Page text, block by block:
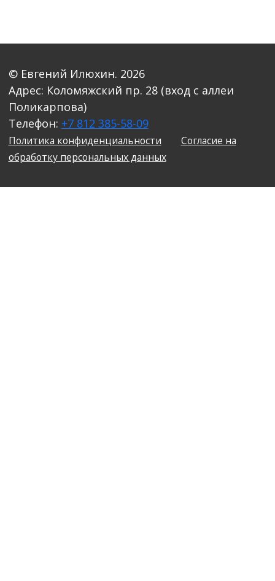
© Евгений Илюхин. 2026
Адрес: Коломяжский пр. 28 (вход с аллеи
Поликарпова)
Телефон: +7 812 385-58-09
Политика конфиденциальности
Соглаcие на
обработку персональных данных